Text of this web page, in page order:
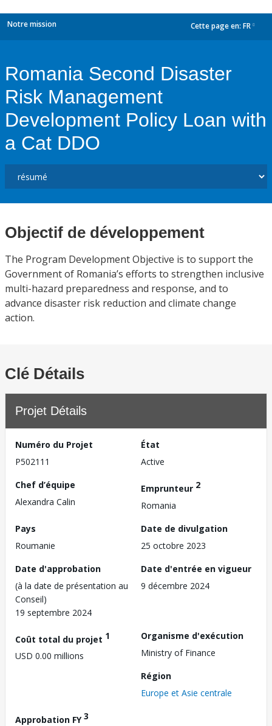
Notre mission Cette page en: FR
Romania Second Disaster
Risk Management
Development Policy Loan with
a Cat DDO
Objectif de développement
The Program Development Objective is to support the
Government of Romania’s efforts to strengthen inclusive
multi-hazard preparedness and response, and to
advance disaster risk reduction and climate change
action.
Clé Détails
Projet Détails
Numéro du Projet
P502111
État
Active
Chef d’équipe
Alexandra Calin
Emprunteur 2
Romania
Pays
Roumanie
Date de divulgation
25 octobre 2023
Date d'approbation
(à la date de présentation au
Conseil)
19 septembre 2024
Date d'entrée en vigueur
9 décembre 2024
Coût total du projet 1
USD 0.00 millions
Organisme d'exécution
Ministry of Finance
Région
Europe et Asie centrale
Approbation FY3